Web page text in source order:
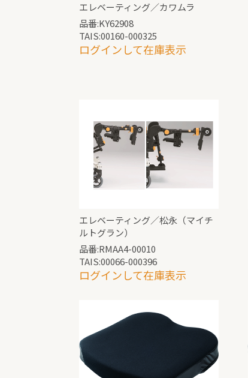
エレベーティング／カワムラ
品番:KY62908
TAIS:00160-000325
ログインして在庫表示
エレベーティング／松永（マイチ
ルトグラン）
品番:RMAA4-00010
TAIS:00066-000396
ログインして在庫表示